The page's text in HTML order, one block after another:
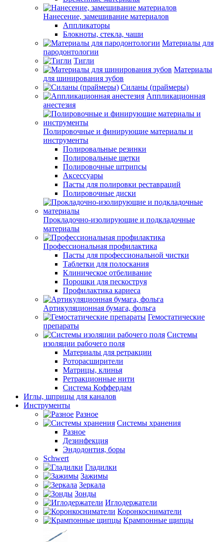
Нанесение, замешивание материалов
Аппликаторы
Блокноты, стекла, чаши
Материалы для
пародонтологии
Тигли
Материалы
для шинирования зубов
Силаны (праймеры)
Аппликационная
анестезия
Полировочные и финирующие материалы и
инструменты
Полировальные резинки
Полировальные щетки
Полировочные штрипсы
Аксессуары
Пасты для полировки реставраций
Полировочные диски
Прокладочно-изолирующие и подкладочные
материалы
Профессиональная профилактика
Пасты для профессиональной чистки
Таблетки для полоскания
Клиническое отбеливание
Порошки для пескоструя
Профилактика кариеса
Артикуляционная бумага, фольга
Гемостатические
препараты
Системы
изоляции рабочего поля
Материалы для ретракции
Роторасширители
Матрицы, клинья
Ретракционные нити
Система Коффердам
Иглы, шприцы для каналов
Инструменты
Разное
Системы хранения
Разное
Дезинфекция
Эндодонтия, боры
Schwert
Гладилки
Зажимы
Зеркала
Зонды
Иглодержатели
Коронкосниматели
Крампонные щипцы